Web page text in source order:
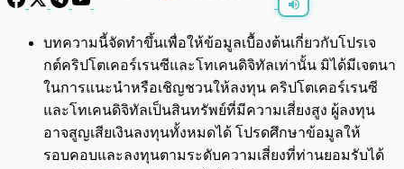
พร้อมเล่น 0:00/0:00
บทความนี้จัดทำขึ้นเพื่อให้ข้อมูลเบื้องต้นเกี่ยวกับโปรเจ
กต์คริปโตเคอร์เรนซีและโทเคนดิจิทัลเท่านั้น มิได้มีเจตนา
ในการแนะนำหรือเชิญชวนให้ลงทุน คริปโตเคอร์เรนซี
และโทเคนดิจิทัลเป็นสินทรัพย์ที่มีความเสี่ยงสูง ผู้ลงทุน
อาจสูญเสียเงินลงทุนทั้งหมดได้ โปรดศึกษาข้อมูลให้
รอบคอบและลงทุนตามระดับความเสี่ยงที่ท่านยอมรับได้